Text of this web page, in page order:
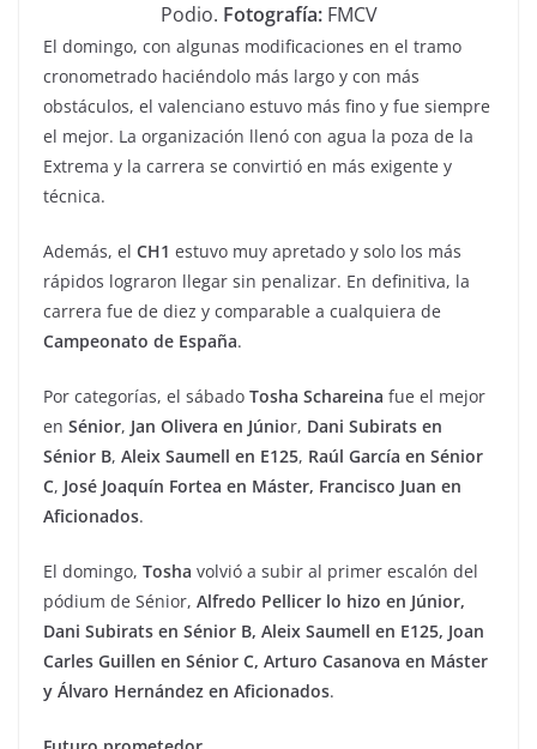
Podio. Fotografía:FMCV
El domingo, con algunas modificaciones en el tramo
cronometrado haciéndolo más largo y con más
obstáculos, el valenciano estuvo más fino y fue siempre
el mejor. La organización llenó con agua la poza de la
Extrema y la carrera se convirtió en más exigente y
técnica.
Además, el CH1 estuvo muy apretado y solo los más
rápidos lograron llegar sin penalizar. En definitiva, la
carrera fue de diez y comparable a cualquiera de
Campeonato de España.
Por categorías, el sábado Tosha Schareina fue el mejor
en Sénior, Jan Olivera en Júnior, Dani Subirats en
Sénior B, Aleix Saumell en E125, Raúl García en Sénior
C, José Joaquín Fortea en Máster, Francisco Juan en
Aficionados.
El domingo, Tosha volvió a subir al primer escalón del
pódium de Sénior, Alfredo Pellicer lo hizo en Júnior,
Dani Subirats en Sénior B, Aleix Saumell en E125, Joan
Carles Guillen en Sénior C, Arturo Casanova en Máster
y Álvaro Hernández en Aficionados.